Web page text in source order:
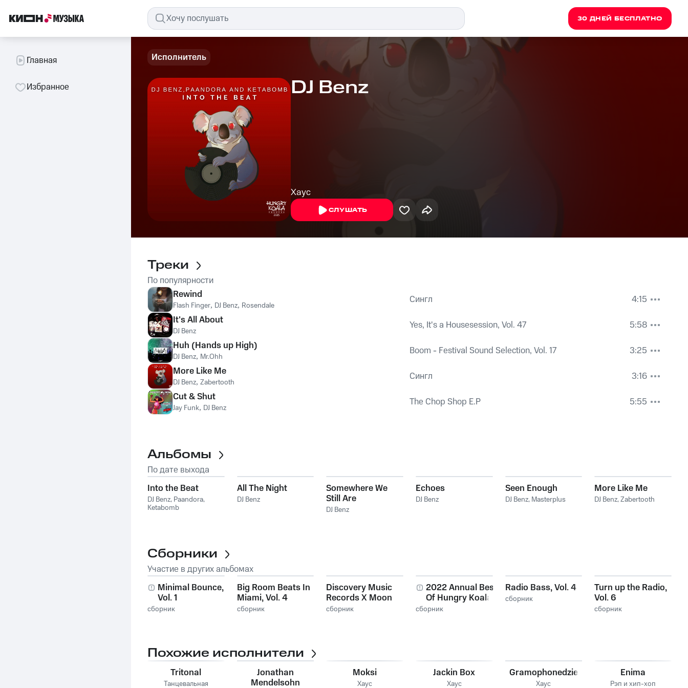
30 ДНЕЙ БЕСПЛАТНО
Главная
Избранное
Исполнитель
DJ Benz
Хаус
СЛУШАТЬ
Треки
По популярности
Rewind
Flash Finger, DJ Benz, Rosendale Сингл
4:15
It's All About
DJ Benz Yes, It's a Housesession, Vol. 47
5:58
Huh (Hands up High)
DJ Benz, Mr.Ohh Boom - Festival Sound Selection, Vol. 17
3:25
More Like Me
DJ Benz, Zabertooth Сингл
3:16
Cut & Shut
Jay Funk, DJ Benz The Chop Shop E.P 5:55
Альбомы
По дате выхода
Into the Beat
DJ Benz, Paandora,
Ketabomb
All The Night
DJ Benz
Somewhere We
Still Are
DJ Benz
Echoes
DJ Benz
Seen Enough
DJ Benz, Masterplus
More Like Me
DJ Benz,Zabertooth
Сборники
Участие в других альбомах
Minimal Bounce,
Vol. 1
сборник
Big Room Beats In
Miami, Vol. 4
сборник
Discovery Music
Records X Moon
Records Top
сборник
2022 Annual Best
Of Hungry Koala
Records
сборник
Radio Bass, Vol. 4
сборник
Turn up the Radio,
Vol. 6
сборник
Похожие исполнители
Tritonal
Танцевальная
Jonathan
Mendelsohn
Moksi
Хаус
Jackin Box
Хаус
Gramophonedzie
Хаус
Enima
Рэп и хип-хоп